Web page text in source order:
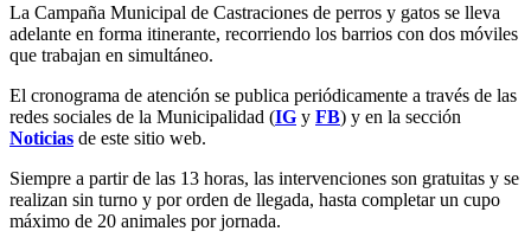
La Campaña Municipal de Castraciones de perros y gatos se lleva
adelante en forma itinerante, recorriendo los barrios con dos móviles
que trabajan en simultáneo.
El cronograma de atención se publica periódicamente a través de las
redes sociales de la Municipalidad (IG y FB) y en la sección
Noticias de este sitio web.
Siempre a partir de las 13 horas, las intervenciones son gratuitas y se
realizan sin turno y por orden de llegada, hasta completar un cupo
máximo de 20 animales por jornada.